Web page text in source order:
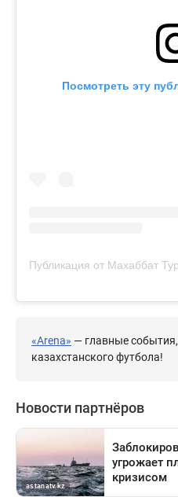
Посмотреть эту
«Arena» — главные
казахстанского футбола!